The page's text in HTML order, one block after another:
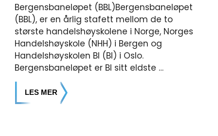
Bergensbaneløpet (BBL)Bergensbaneløpet
(BBL), er en årlig stafett mellom de to
største handelshøyskolene i Norge, Norges
Handelshøyskole (NHH) i Bergen og
Handelshøyskolen BI (BI) i Oslo.
Bergensbaneløpet er BI sitt eldste …
LES MER